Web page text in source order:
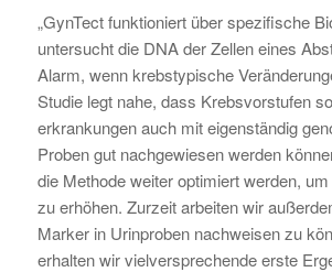
„GynTect funktioniert über spezifische
untersucht die DNA der Zellen eines
Alarm, wenn krebstypische
Studie legt nahe, dass Krebsvorstufen
erkrankungen auch mit eigenständig
Proben gut nachgewiesen werden
die Methode weiter optimiert werden,
zu erhöhen. Zurzeit arbeiten wir
Marker in Urinproben nachweisen zu
erhalten wir vielversprechende erste